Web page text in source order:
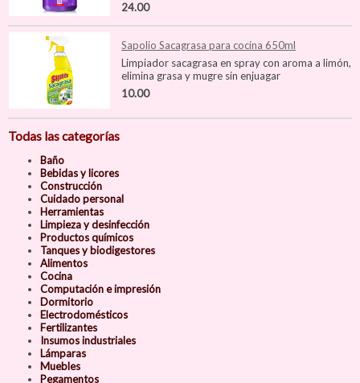
24.00
Sapolio Sacagrasa para cocina 650ml
Limpiador sacagrasa en spray con aroma a limón,
elimina grasa y mugre sin enjuagar
10.00
Todas las categorías
Baño
Bebidas y licores
Construcción
Cuidado personal
Herramientas
Limpieza y desinfección
Productos químicos
Tanques y biodigestores
Alimentos
Cocina
Computación e impresión
Dormitorio
Electrodomésticos
Fertilizantes
Insumos industriales
Lámparas
Muebles
Pegamentos